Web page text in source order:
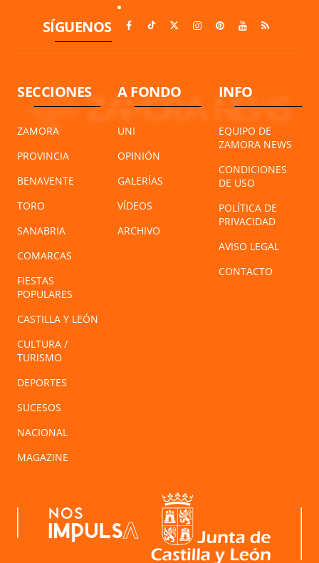
SÍGUENOS
SECCIONES
ZAMORA
PROVINCIA
BENAVENTE
TORO
SANABRIA
COMARCAS
FIESTAS
POPULARES
CASTILLA Y LEÓN
CULTURA /
TURISMO
DEPORTES
SUCESOS
NACIONAL
MAGAZINE
A FONDO
UNI
OPINIÓN
GALERÍAS
VÍDEOS
ARCHIVO
INFO
EQUIPO DE
ZAMORA NEWS
CONDICIONES
DE USO
POLÍTICA DE
PRIVACIDAD
AVISO LEGAL
CONTACTO